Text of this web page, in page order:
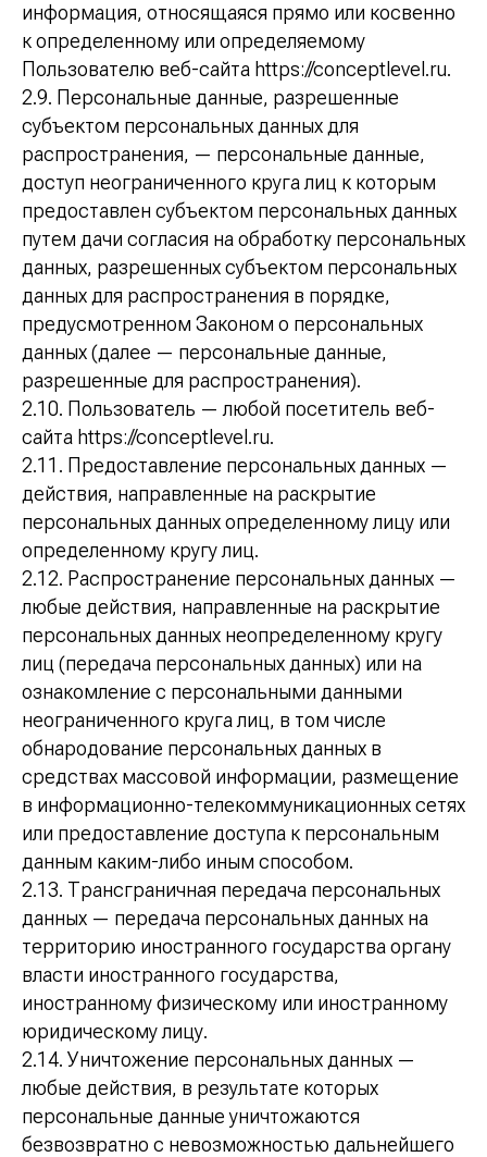
информация, относящаяся прямо или косвенно
к определенному или определяемому
Пользователю веб-сайта https://conceptlevel.ru.
2.9. Персональные данные, разрешенные
субъектом персональных данных для
распространения, — персональные данные,
доступ неограниченного круга лиц к которым
предоставлен субъектом персональных данных
путем дачи согласия на обработку персональных
данных, разрешенных субъектом персональных
данных для распространения в порядке,
предусмотренном Законом о персональных
данных (далее — персональные данные,
разрешенные для распространения).
2.10. Пользователь — любой посетитель веб-
сайта https://conceptlevel.ru.
2.11. Предоставление персональных данных —
действия, направленные на раскрытие
персональных данных определенному лицу или
определенному кругу лиц.
2.12. Распространение персональных данных —
любые действия, направленные на раскрытие
персональных данных неопределенному кругу
лиц (передача персональных данных) или на
ознакомление с персональными данными
неограниченного круга лиц, в том числе
обнародование персональных данных в
средствах массовой информации, размещение
в информационно-телекоммуникационных сетях
или предоставление доступа к персональным
данным каким-либо иным способом.
2.13. Трансграничная передача персональных
данных — передача персональных данных на
территорию иностранного государства органу
власти иностранного государства,
иностранному физическому или иностранному
юридическому лицу.
2.14. Уничтожение персональных данных —
любые действия, в результате которых
персональные данные уничтожаются
безвозвратно с невозможностью дальнейшего